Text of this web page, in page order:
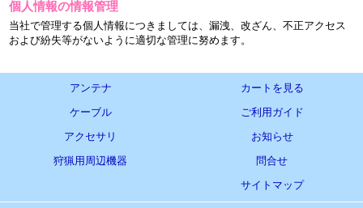
個人情報の情報管理
当社で管理する個人情報につきましては、漏洩、改ざん、不正アクセス
および紛失等がないように適切な管理に努めます。
アンテナ
ケーブル
アクセサリ
狩猟用周辺機器
カートを見る
ご利用ガイド
お知らせ
問合せ
サイトマップ